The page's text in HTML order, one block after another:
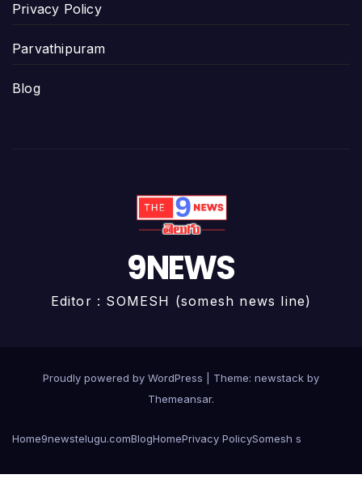
Privacy Policy
Parvathipuram
Blog
9NEWS
Editor : SOMESH (somesh news line)
Proudly powered by WordPress
Theme: newstack by
Themeansar.
Home9newstelugu.comBlogHomePrivacy PolicySomesh s